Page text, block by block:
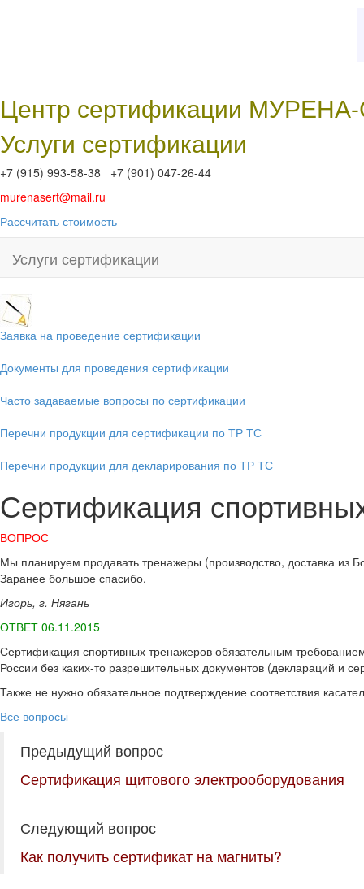
Центр сертификации
Услуги сертификации
+7 (915) 993-58-38 +7 (901) 047-26-44
murenasert@mail.ru
Рассчитать стоимость
Услуги сертификации
Заявка на проведение сертификации
Документы для проведения сертификации
Часто задаваемые вопросы по сертификации
Перечни продукции для сертификации по ТР ТС
Перечни продукции для декларирования по ТР ТС
Сертификация
ВОПРОС
Мы планируем продавать тренажеры (производство, доставка из
Заранее большое спасибо.
Игорь, г. Нягань
ОТВЕТ 06.11.2015
Сертификация спортивных тренажеров обязательным
России без каких-то разрешительных документов (деклараций и
Также не нужно обязательное подтверждение соответствия
Все вопросы
Предыдущий вопрос
Сертификация щитового электрооборудования
Следующий вопрос
Как получить сертификат на магниты?